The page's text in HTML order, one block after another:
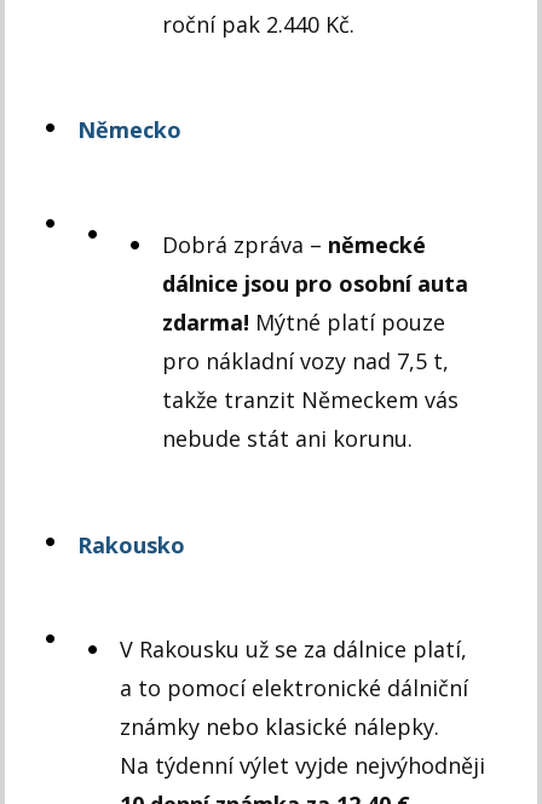
roční pak 2.440 Kč.
Německo
Dobrá zpráva – německé
dálnice jsou pro osobní auta
zdarma! Mýtné platí pouze
pro nákladní vozy nad 7,5 t,
takže tranzit Německem vás
nebude stát ani korunu.
Rakousko
V Rakousku už se za dálnice platí,
a to pomocí elektronické dálniční
známky nebo klasické nálepky.
Na týdenní výlet vyjde nejvýhodněji